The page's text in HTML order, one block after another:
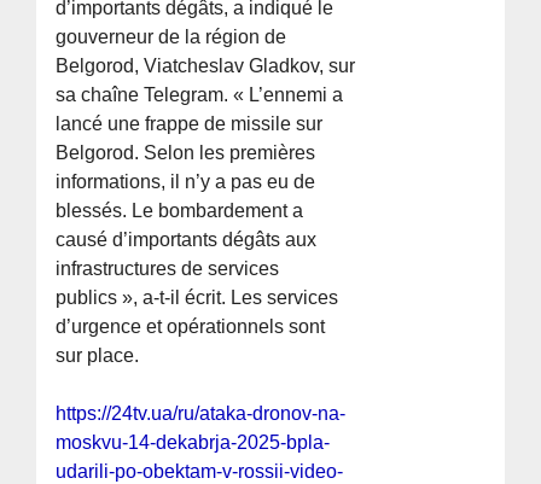
d’importants dégâts, a indiqué le
gouverneur de la région de
Belgorod, Viatcheslav Gladkov, sur
sa chaîne Telegram. « L’ennemi a
lancé une frappe de missile sur
Belgorod. Selon les premières
informations, il n’y a pas eu de
blessés. Le bombardement a
causé d’importants dégâts aux
infrastructures de services
publics », a-t-il écrit. Les services
d’urgence et opérationnels sont
sur place.
https://24tv.ua/ru/ataka-dronov-na-
moskvu-14-dekabrja-2025-bpla-
udarili-po-obektam-v-rossii-video-